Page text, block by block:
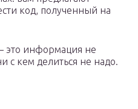
код, полученный на
это информация не
с кем делиться не надо.